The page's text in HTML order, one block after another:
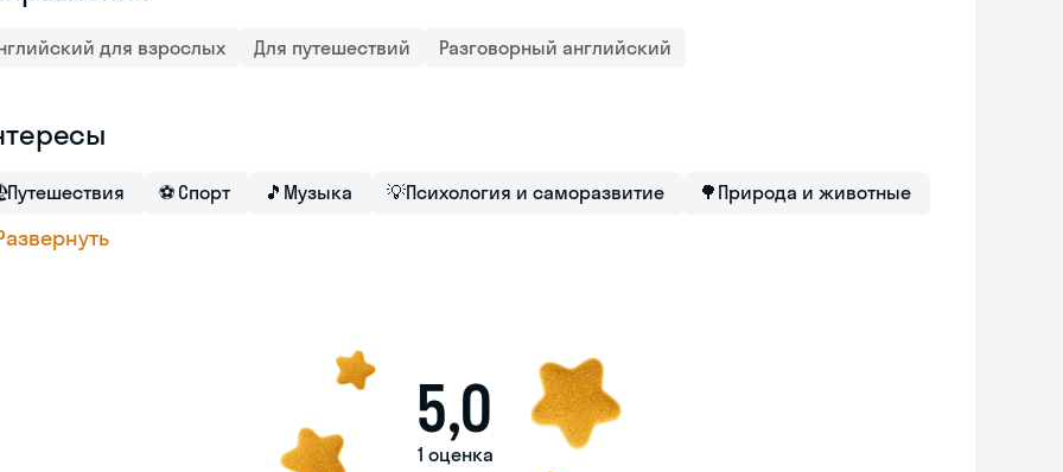
для взрослых Для путешествий Разговорный английский
Путешествия ⚽ Спорт 🎵 Музыка 💡Психология и саморазвитие 🌳 Природа и животные
5,0
1 оценка